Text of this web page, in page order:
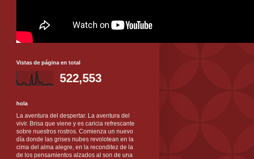
Vistas de página en total
522,553
hola
La aventura del despertar. La aventura del
vivir. Brisa que viene y es caricia refrescante
sobre nuestros rostros. Comienza un nuevo
día donde las grises nubes revolotean en la
cima del alma alegre, en la reconditez de la
de los pensamientos alzados al son de una